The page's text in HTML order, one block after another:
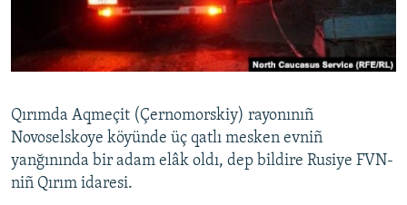
Русский
Українською
QOŞULIÑIZ!
Qırımda Aqmeçit (Çernomorskiy) rayonınıñ
Novoselskoye köyünde üç qatlı mesken evniñ
yanğınında bir adam elâk oldı, dep bildire Rusiye FVN-
niñ Qırım idaresi.